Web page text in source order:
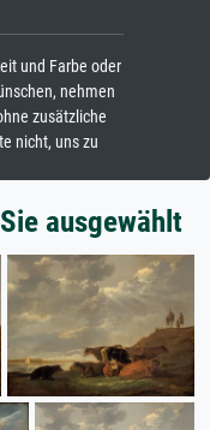
und Farbe oder
nehmen
zusätzliche
nicht, uns zu
ausgewählt